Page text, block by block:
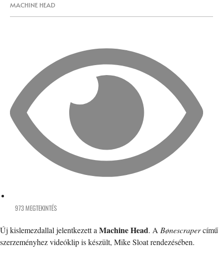
MACHINE HEAD
973 MEGTEKINTÉS
Új kislemezdallal jelentkezett a Machine Head. A Bønescrapercímű
szerzeményhez videóklip is készült, Mike Sloat rendezésében.